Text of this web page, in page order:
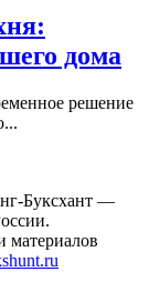
дома
решение
Буксхант —
материалов